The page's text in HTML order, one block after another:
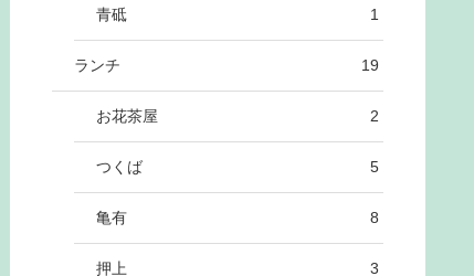
青砥 1
ランチ 19
お花茶屋 2
つくば 5
亀有 8
押上 3